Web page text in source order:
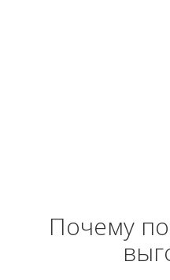
Почему